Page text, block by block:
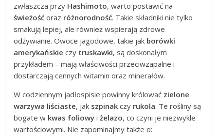
zwłaszcza przy Hashimoto, warto postawić na
świeżość oraz różnorodność. Takie składniki nie tylko
smakują lepiej, ale również wspierają zdrowe
odżywianie. Owoce jagodowe, takie jak borówki
amerykańskie czy truskawki, są doskonałym
przykładem – mają właściwości przeciwzapalne i
dostarczają cennych witamin oraz minerałów.
W codziennym jadłospisie powinny królować zielone
warzywa liściaste, jak szpinak czy rukola. Te rośliny są
bogate w kwas foliowy iżelazo, co czyni je niezwykle
wartościowymi. Nie zapominajmy także o: